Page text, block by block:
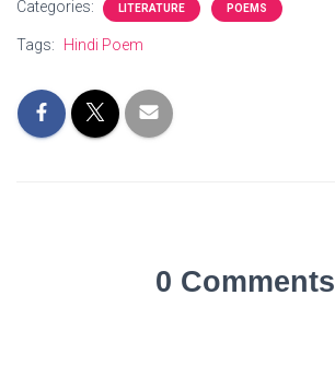
Categories: LITERATURE POEMS
Tags: Hindi Poem
0 Comments